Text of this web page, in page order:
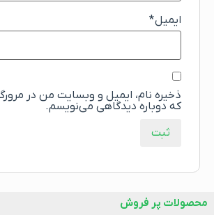
ایمیل*
ذخیره نام، ایمیل و وبسایت من در
که دوباره دیدگاهی می‌نویسم.
محصولات پر فروش